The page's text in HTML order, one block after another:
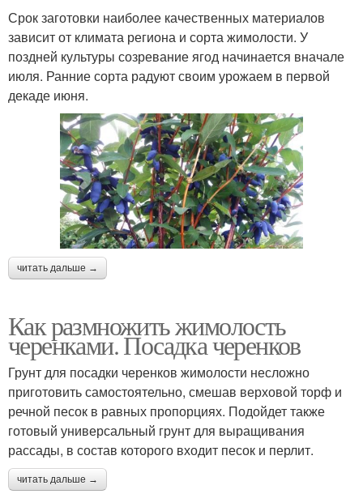
Срок заготовки наиболее качественных материалов
зависит от климата региона и сорта жимолости. У
поздней культуры созревание ягод начинается вначале
июля. Ранние сорта радуют своим урожаем в первой
декаде июня.
читать дальше →
Как размножить жимолость
черенками. Посадка черенков
Грунт для посадки черенков жимолости несложно
приготовить самостоятельно, смешав верховой торф и
речной песок в равных пропорциях. Подойдет также
готовый универсальный грунт для выращивания
рассады, в состав которого входит песок и перлит.
читать дальше →